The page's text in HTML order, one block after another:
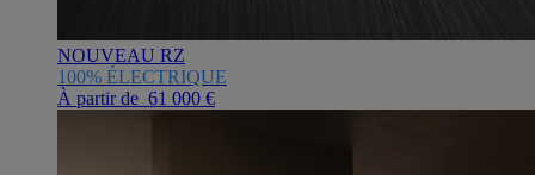
NOUVEAU RZ
100% ÉLECTRIQUE
À partir de 61 000 €